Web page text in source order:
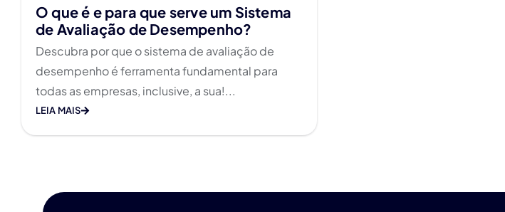
O que é e para que serve um Sistema
de Avaliação de Desempenho?
Descubra por que o sistema de avaliação de
desempenho é ferramenta fundamental para
todas as empresas, inclusive, a sua!...
LEIA MAIS